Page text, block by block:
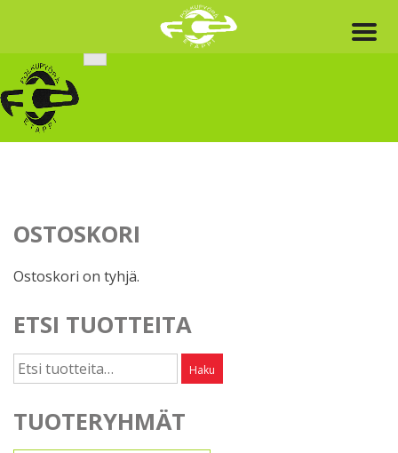
content
OSTOSKORI
Ostoskori on tyhjä.
ETSI TUOTTEITA
Etsi: Haku
TUOTERYHMÄT